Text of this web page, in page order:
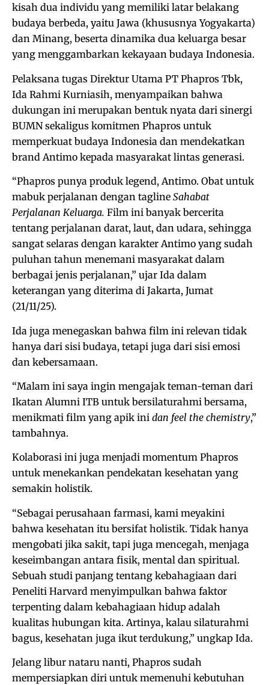
kisah dua individu yang memiliki latar belakang
budaya berbeda, yaitu Jawa (khususnya Yogyakarta)
dan Minang, beserta dinamika dua keluarga besar
yang menggambarkan kekayaan budaya Indonesia.
Pelaksana tugas Direktur Utama PT Phapros Tbk,
Ida Rahmi Kurniasih, menyampaikan bahwa
dukungan ini merupakan bentuk nyata dari sinergi
BUMN sekaligus komitmen Phapros untuk
memperkuat budaya Indonesia dan mendekatkan
brand Antimo kepada masyarakat lintas generasi.
“Phapros punya produk legend, Antimo. Obat untuk
mabuk perjalanan dengan tagline Sahabat
Perjalanan Keluarga. Film ini banyak bercerita
tentang perjalanan darat, laut, dan udara, sehingga
sangat selaras dengan karakter Antimo yang sudah
puluhan tahun menemani masyarakat dalam
berbagai jenis perjalanan,” ujar Ida dalam
keterangan yang diterima di Jakarta, Jumat
(21/11/25).
Ida juga menegaskan bahwa film ini relevan tidak
hanya dari sisi budaya, tetapi juga dari sisi emosi
dan kebersamaan.
“Malam ini saya ingin mengajak teman-teman dari
Ikatan Alumni ITB untuk bersilaturahmi bersama,
menikmati film yang apik ini dan feel the chemistry,”
tambahnya.
Kolaborasi ini juga menjadi momentum Phapros
untuk menekankan pendekatan kesehatan yang
semakin holistik.
“Sebagai perusahaan farmasi, kami meyakini
bahwa kesehatan itu bersifat holistik. Tidak hanya
mengobati jika sakit, tapi juga mencegah, menjaga
keseimbangan antara fisik, mental dan spiritual.
Sebuah studi panjang tentang kebahagiaan dari
Peneliti Harvard menyimpulkan bahwa faktor
terpenting dalam kebahagiaan hidup adalah
kualitas hubungan kita. Artinya, kalau silaturahmi
bagus, kesehatan juga ikut terdukung,” ungkap Ida.
Jelang libur nataru nanti, Phapros sudah
mempersiapkan diri untuk memenuhi kebutuhan